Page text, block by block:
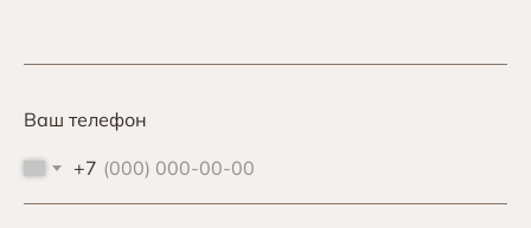
Ваш телефон
+7